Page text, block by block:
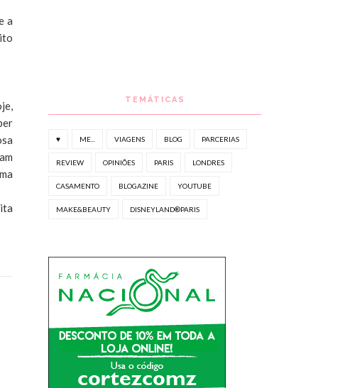
a
TEMÁTICAS
♥ ME... VIAGENS BLOG PARCERIAS
REVIEW OPINIÕES PARIS LONDRES
CASAMENTO BLOGAZINE YOUTUBE
MAKE&BEAUTY DISNEYLAND®PARIS